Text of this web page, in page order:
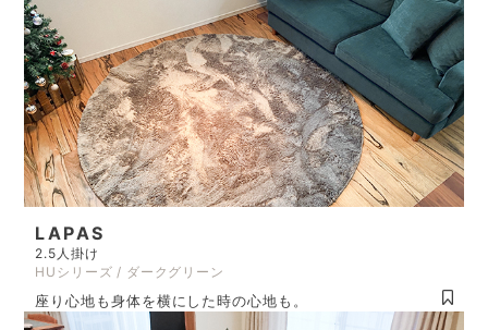
LAPAS
2.5人掛け
HUシリーズ / ダークグリーン
座り心地も身体を横にした時の心地も。